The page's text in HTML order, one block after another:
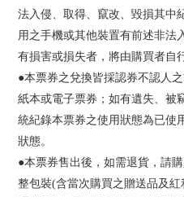
法入侵、取得、竄改、毀損其中
用之手機或其他裝置有前述非法
有損害或損失者，將由購買者自
●本票券之兌換皆採認券不認人
紙本或電子票券；如有遺失、被
統紀錄本票券之使用狀態為已使
狀態。
●本票券售出後，如需退貨，請
整包裝(含當次購買之贈送品及